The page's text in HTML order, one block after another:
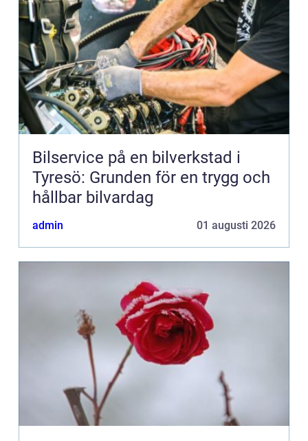
Bilservice på en bilverkstad i
Tyresö: Grunden för en trygg och
hållbar bilvardag
admin 01 augusti 2026